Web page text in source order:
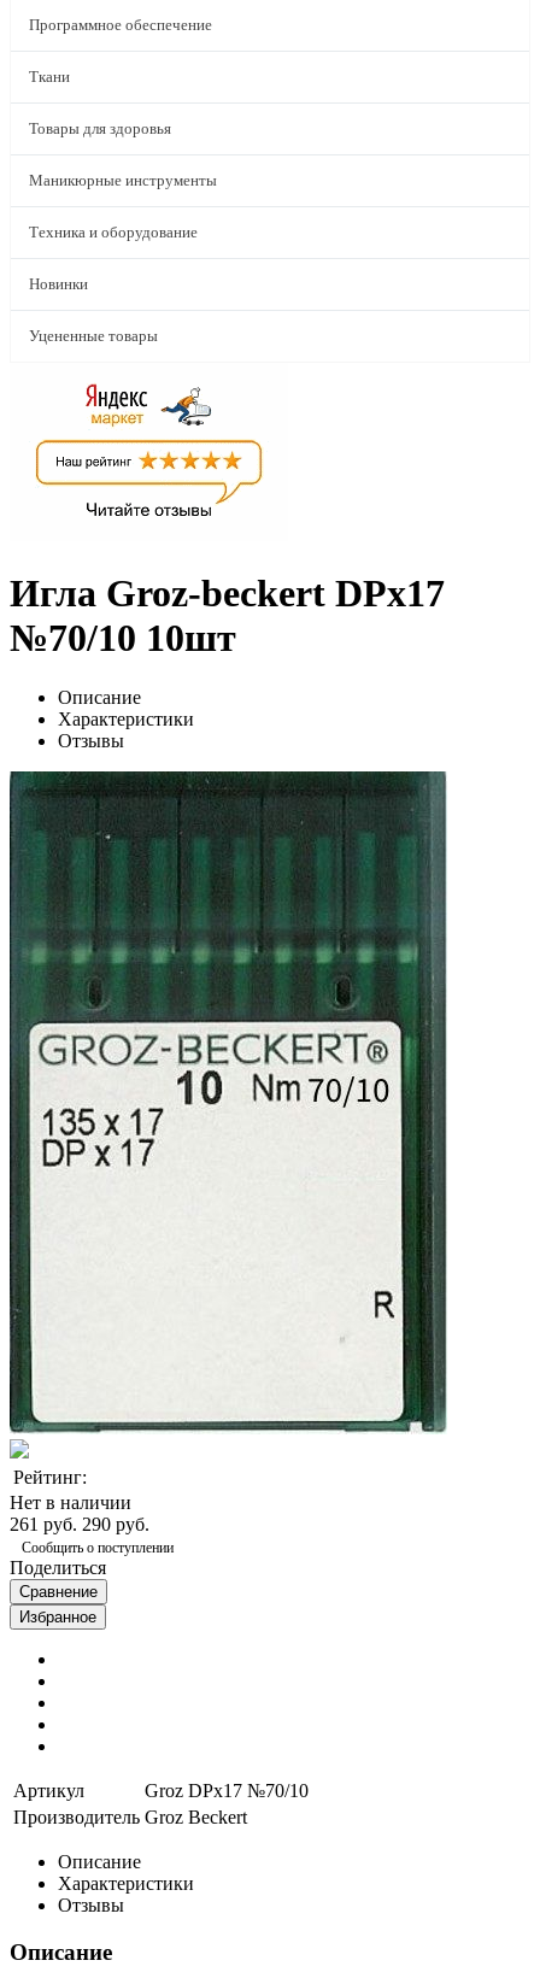
Программное обеспечение
Ткани
Товары для здоровья
Маникюрные инструменты
Техника и оборудование
Новинки
Уцененные товары
Игла Groz-beckert DPx17
№70/10 10шт
Описание
Характеристики
Отзывы
Рейтинг:
Нет в наличии
261 руб. 290 руб.
Сообщить о поступлении
Поделиться
Сравнение
Избранное
Артикул
Groz DPx17 №70/10
Производитель Groz Beckert
Описание
Характеристики
Отзывы
Описание